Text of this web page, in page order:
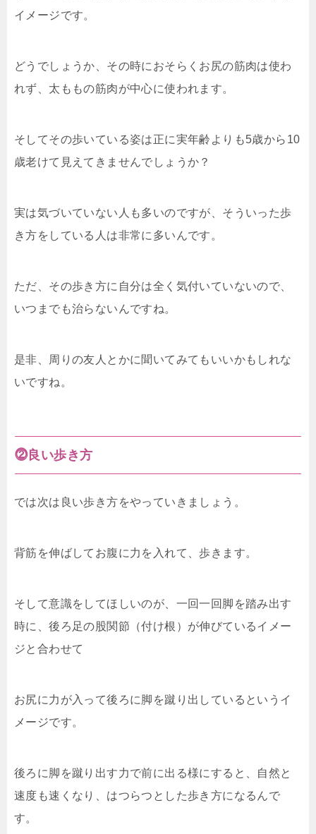
イメージです。
どうでしょうか、その時におそらくお尻の筋肉は使わ
れず、太ももの筋肉が中心に使われます。
そしてその歩いている姿は正に実年齢よりも5歳から10
歳老けて見えてきませんでしょうか？
実は気づいていない人も多いのですが、そういった歩
き方をしている人は非常に多いんです。
ただ、その歩き方に自分は全く気付いていないので、
いつまでも治らないんですね。
是非、周りの友人とかに聞いてみてもいいかもしれな
いですね。
⓶良い歩き方
では次は良い歩き方をやっていきましょう。
背筋を伸ばしてお腹に力を入れて、歩きます。
そして意識をしてほしいのが、一回一回脚を踏み出す
時に、後ろ足の股関節（付け根）が伸びているイメー
ジと合わせて
お尻に力が入って後ろに脚を蹴り出しているというイ
メージです。
後ろに脚を蹴り出す力で前に出る様にすると、自然と
速度も速くなり、はつらつとした歩き方になるんで
す。